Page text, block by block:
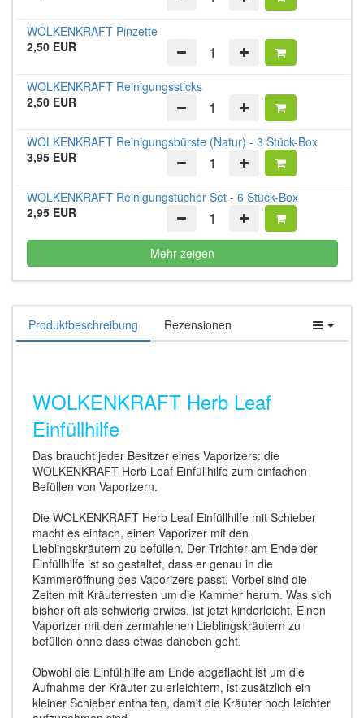
WOLKENKRAFT Pinzette
2,50 EUR
WOLKENKRAFT Reinigungssticks
2,50 EUR
WOLKENKRAFT Reinigungsbürste (Natur) - 3 Stück-Box
3,95 EUR
WOLKENKRAFT Reinigungstücher Set - 6 Stück-Box
2,95 EUR
Mehr zeigen
Produktbeschreibung Rezensionen
WOLKENKRAFT Herb Leaf
Einfüllhilfe
Das braucht jeder Besitzer eines Vaporizers: die
WOLKENKRAFT Herb Leaf Einfüllhilfe zum einfachen
Befüllen von Vaporizern.
Die WOLKENKRAFT Herb Leaf Einfüllhilfe mit Schieber
macht es einfach, einen Vaporizer mit den
Lieblingskräutern zu befüllen. Der Trichter am Ende der
Einfüllhilfe ist so gestaltet, dass er genau in die
Kammeröffnung des Vaporizers passt. Vorbei sind die
Zeiten mit Kräuterresten um die Kammer herum. Was sich
bisher oft als schwierig erwies, ist jetzt kinderleicht. Einen
Vaporizer mit den zermahlenen Lieblingskräutern zu
befüllen ohne dass etwas daneben geht.
Obwohl die Einfüllhilfe am Ende abgeflacht ist um die
Aufnahme der Kräuter zu erleichtern, ist zusätzlich ein
kleiner Schieber enthalten, damit die Kräuter noch leichter